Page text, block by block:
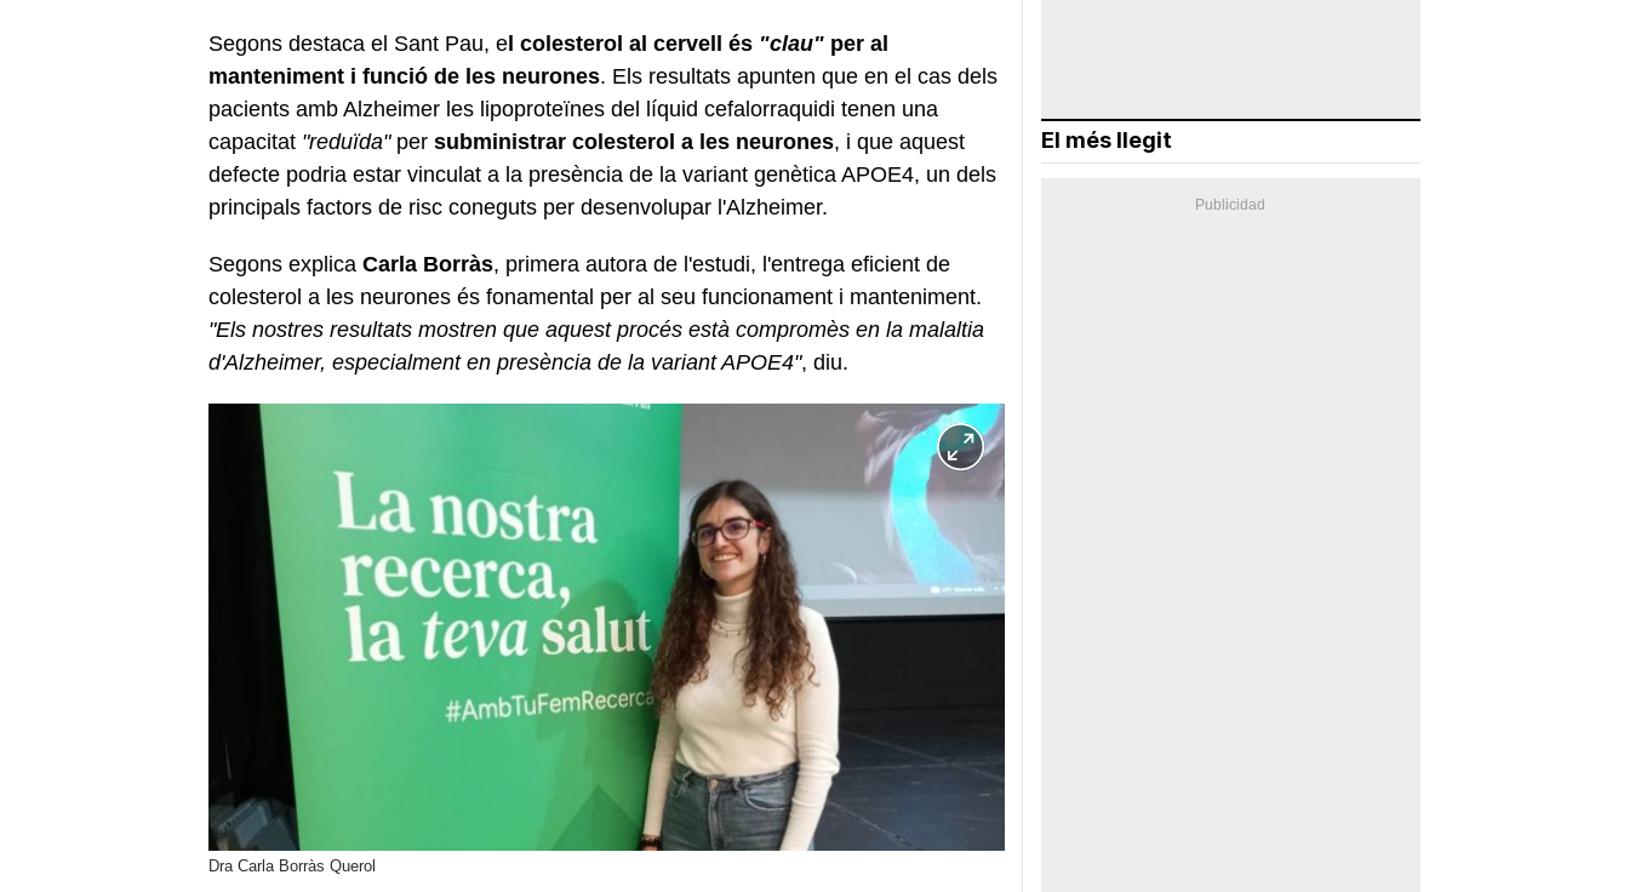
Segons destaca el Sant Pau, el colesterol al cervell és "clau" per al
manteniment i funció de les neurones. Els resultats apunten que en el cas dels
pacients amb Alzheimer les lipoproteïnes del líquid cefalorraquidi tenen una
capacitat "reduïda"per subministrar colesterol a les neurones, i que aquest
defecte podria estar vinculat a la presència de la variant genètica APOE4, un dels
principals factors de risc coneguts per desenvolupar l'Alzheimer.
Segons explica Carla Borràs, primera autora de l'estudi, l'entrega eficient de
colesterol a les neurones és fonamental per al seu funcionament i manteniment.
"Els nostres resultats mostren que aquest procés està compromès en la malaltia
d'Alzheimer, especialment en presència de la variant APOE4", diu.
Dra Carla Borràs Querol
El més llegit